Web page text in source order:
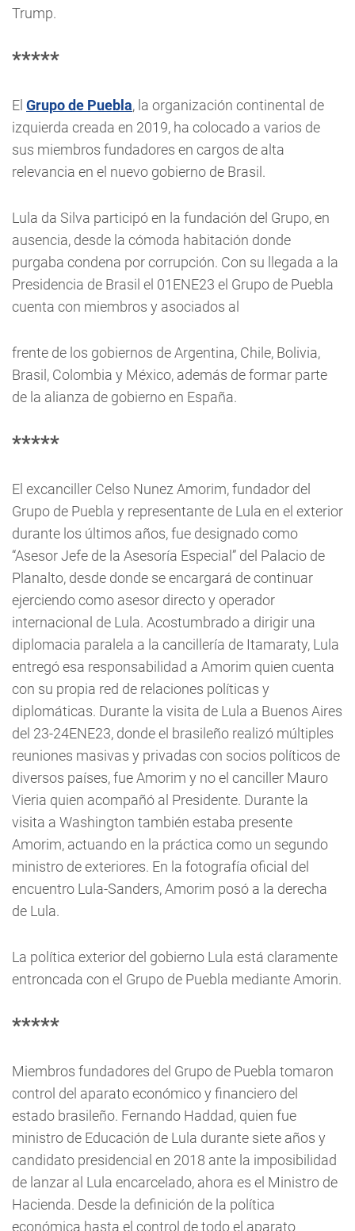
Trump.
*****
El Grupo de Puebla, la organización continental de
izquierda creada en 2019, ha colocado a varios de
sus miembros fundadores en cargos de alta
relevancia en el nuevo gobierno de Brasil.
Lula da Silva participó en la fundación del Grupo, en
ausencia, desde la cómoda habitación donde
purgaba condena por corrupción. Con su llegada a la
Presidencia de Brasil el 01ENE23 el Grupo de Puebla
cuenta con miembros y asociados al
frente de los gobiernos de Argentina, Chile, Bolivia,
Brasil, Colombia y México, además de formar parte
de la alianza de gobierno en España.
*****
El excanciller Celso Nunez Amorim, fundador del
Grupo de Puebla y representante de Lula en el exterior
durante los últimos años, fue designado como
“Asesor Jefe de la Asesoría Especial” del Palacio de
Planalto, desde donde se encargará de continuar
ejerciendo como asesor directo y operador
internacional de Lula. Acostumbrado a dirigir una
diplomacia paralela a la cancillería de Itamaraty, Lula
entregó esa responsabilidad a Amorim quien cuenta
con su propia red de relaciones políticas y
diplomáticas. Durante la visita de Lula a Buenos Aires
del 23-24ENE23, donde el brasileño realizó múltiples
reuniones masivas y privadas con socios políticos de
diversos países, fue Amorim y no el canciller Mauro
Vieria quien acompañó al Presidente. Durante la
visita a Washington también estaba presente
Amorim, actuando en la práctica como un segundo
ministro de exteriores. En la fotografía oficial del
encuentro Lula-Sanders, Amorim posó a la derecha
de Lula.
La política exterior del gobierno Lula está claramente
entroncada con el Grupo de Puebla mediante Amorin.
*****
Miembros fundadores del Grupo de Puebla tomaron
control del aparato económico y financiero del
estado brasileño. Fernando Haddad, quien fue
ministro de Educación de Lula durante siete años y
candidato presidencial en 2018 ante la imposibilidad
de lanzar al Lula encarcelado, ahora es el Ministro de
Hacienda. Desde la definición de la política
económica hasta el control de todo el aparato